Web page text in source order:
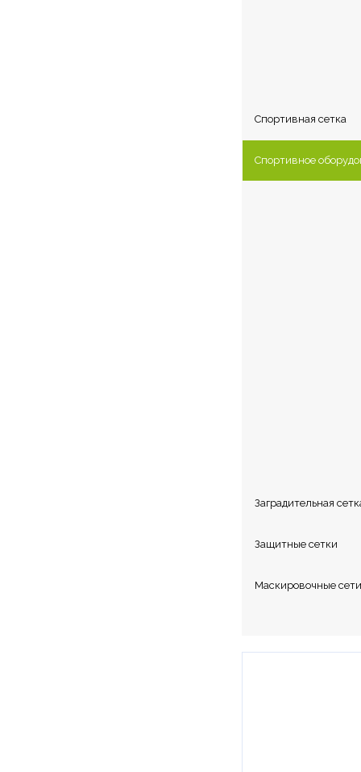
Спортивная сетка
Спортивное
Заградительная
Защитные сетки
Маскировочные сети